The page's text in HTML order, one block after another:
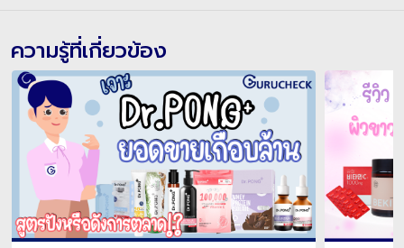
ความรู้ที่เกี่ยวข้อง